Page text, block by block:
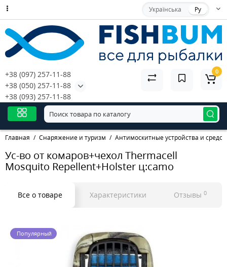
Українська Ру
+38 (097) 257-11-88
+38 (050) 257-11-88
+38 (093) 257-11-88
0
Главная Снаряжение и туризм Антимоскитные устройства и
Ус-во от комаров+чехол Thermacell
Mosquito Repellent+Holster ц:camo
Все о товаре Характеристики Отзывы 0
Популярный